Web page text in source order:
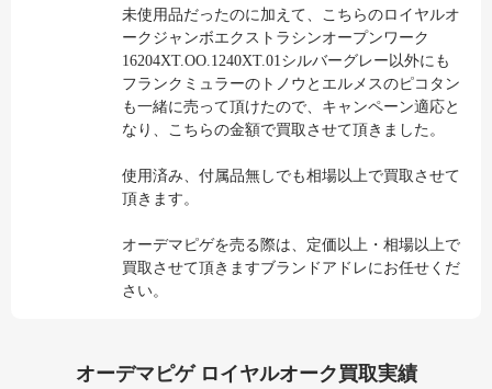
未使用品だったのに加えて、こちらのロイヤルオ
ークジャンボエクストラシンオープンワーク
16204XT.OO.1240XT.01シルバーグレー以外にも
フランクミュラーのトノウとエルメスのピコタン
も一緒に売って頂けたので、キャンペーン適応と
なり、こちらの金額で買取させて頂きました。
使用済み、付属品無しでも相場以上で買取させて
頂きます。
オーデマピゲを売る際は、定価以上・相場以上で
買取させて頂きますブランドアドレにお任せくだ
さい。
オーデマピゲ ロイヤルオーク買取実績